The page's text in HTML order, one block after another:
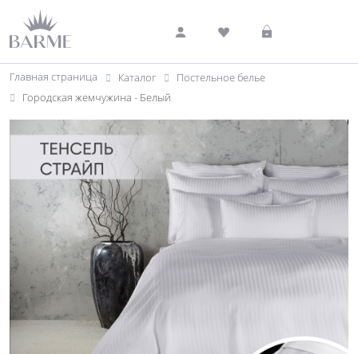
Главная страница Каталог
Постельное белье
Городская жемчужина - Белый